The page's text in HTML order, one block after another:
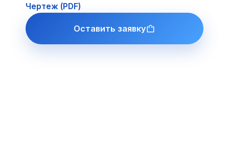
Чертеж (PDF)
Оставить заявку